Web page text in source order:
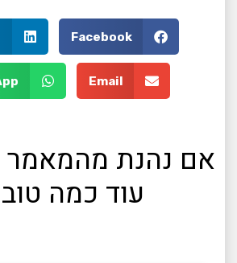
Facebook
Email
אם נהנת מהמאמר
עוד כמה